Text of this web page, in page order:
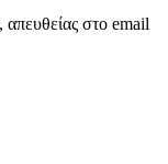
απευθείας στο email